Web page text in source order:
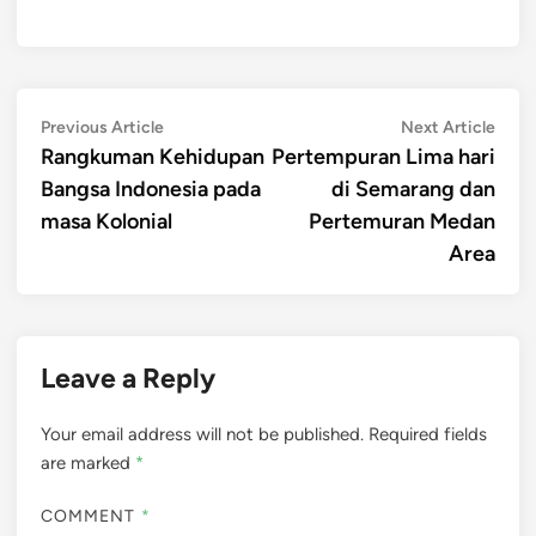
Post
navigation
Previous ArticlePrevious
article:
Rangkuman Kehidupan
Bangsa Indonesia pada
masa Kolonial
Next ArticleNext
Pertempuran Lima hari
di Semarang dan
Pertemuran Medan
Area
Leave a Reply
Your email address will not be published. Required fields
are marked *
COMMENT *